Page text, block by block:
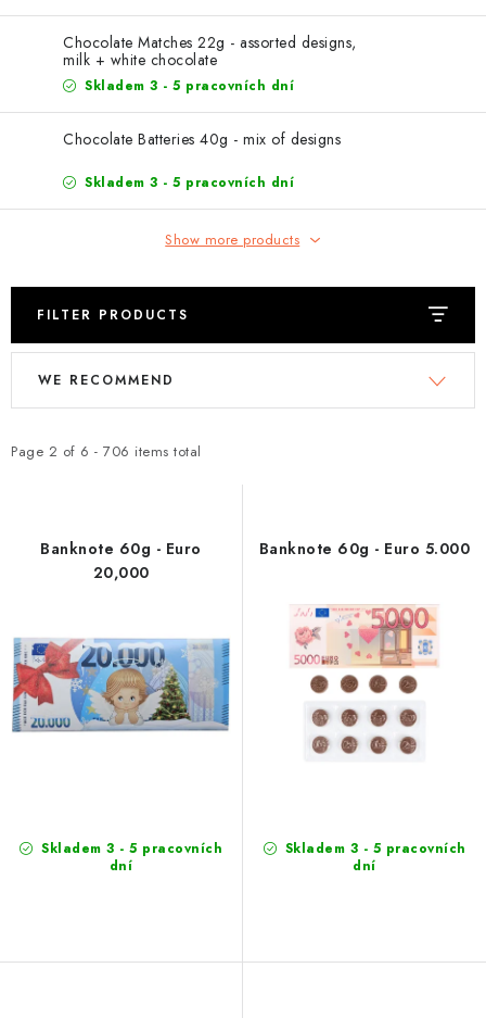
Chocolate Matches 22g - assorted designs,
milk + white chocolate
Skladem 3 - 5 pracovních dní
Chocolate Batteries 40g - mix of designs
Skladem 3 - 5 pracovních dní
Show more products
FILTER PRODUCTS
L
t
d
u
c
t
Page 2 of 6 - 706 items total
P
d
r
t
i
n
WE RECOMMEND
Banknote 60g - Euro
20,000
Skladem 3 - 5 pracovních
dní
Banknote 60g - Euro 5.000
Skladem 3 - 5 pracovních
dní